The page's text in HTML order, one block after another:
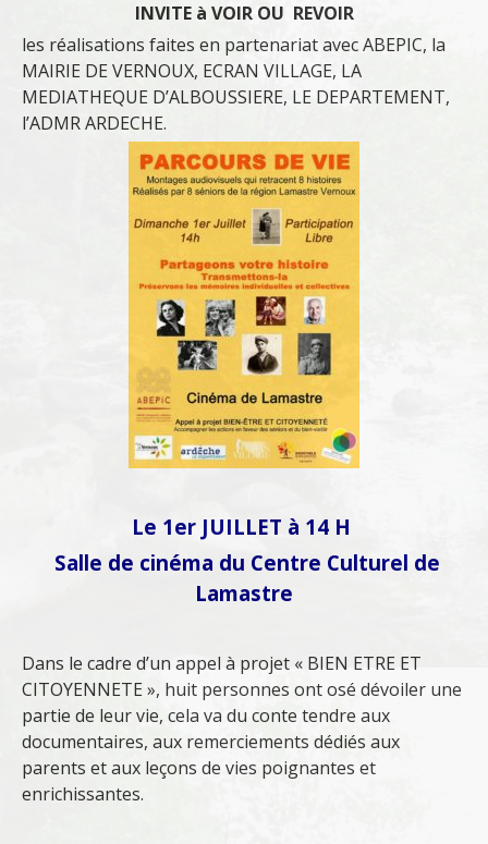
INVITE à VOIR OU REVOIR
les réalisations faites en partenariat avec ABEPIC, la
MAIRIE DE VERNOUX, ECRAN VILLAGE, LA
MEDIATHEQUE D’ALBOUSSIERE, LE DEPARTEMENT,
l’ADMR ARDECHE.
Le 1er JUILLET à 14 H
Salle de cinéma du Centre Culturel de
Lamastre
Dans le cadre d’un appel à projet « BIEN ETRE ET
CITOYENNETE », huit personnes ont osé dévoiler une
partie de leur vie, cela va du conte tendre aux
documentaires, aux remerciements dédiés aux
parents et aux leçons de vies poignantes et
enrichissantes.